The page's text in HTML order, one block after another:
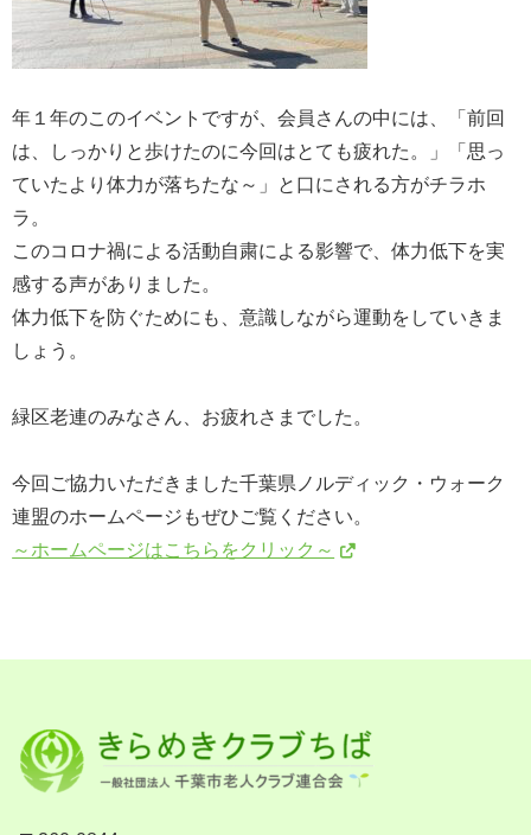
年１年のこのイベントですが、会員さんの中には、「前回
は、しっかりと歩けたのに今回はとても疲れた。」「思っ
ていたより体力が落ちたな～」と口にされる方がチラホ
ラ。
このコロナ禍による活動自粛による影響で、体力低下を実
感する声がありました。
体力低下を防ぐためにも、意識しながら運動をしていきま
しょう。
緑区老連のみなさん、お疲れさまでした。
今回ご協力いただきました千葉県ノルディック・ウォーク
連盟のホームページもぜひご覧ください。
～ホームページはこちらをクリック～